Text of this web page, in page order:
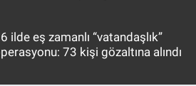
ilde eş zamanlı “vatandaşlık”
73 kişi gözaltına alındı